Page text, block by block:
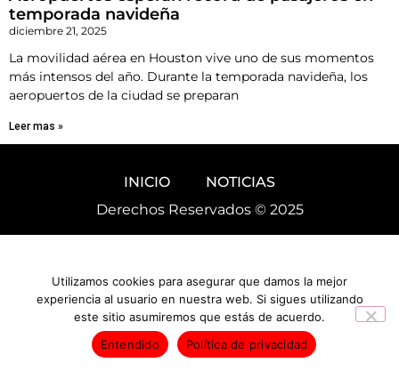
temporada navideña
diciembre 21, 2025
La movilidad aérea en Houston vive uno de sus momentos
más intensos del año. Durante la temporada navideña, los
aeropuertos de la ciudad se preparan
Leer mas »
INICIO
NOTICIAS
Derechos Reservados © 2025
Utilizamos cookies para asegurar que damos la mejor
experiencia al usuario en nuestra web. Si sigues utilizando
este sitio asumiremos que estás de acuerdo.
Entendido
Política de privacidad